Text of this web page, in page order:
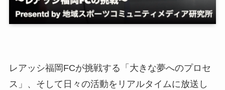
レアッシ福岡FCが挑戦する「大きな夢へのプロセ
ス」、そして日々の活動をリアルタイムに放送し